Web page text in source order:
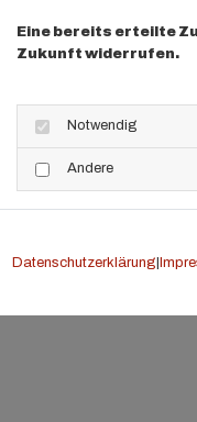
Eine bereits erteilte
Zukunft widerrufen.
Notwendig
Andere
Datenschutzerklärung|